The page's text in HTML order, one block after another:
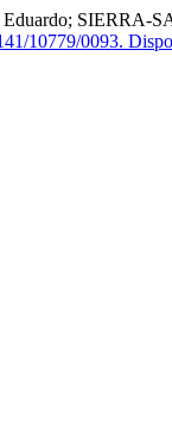
SIERRA-
10779/0093.